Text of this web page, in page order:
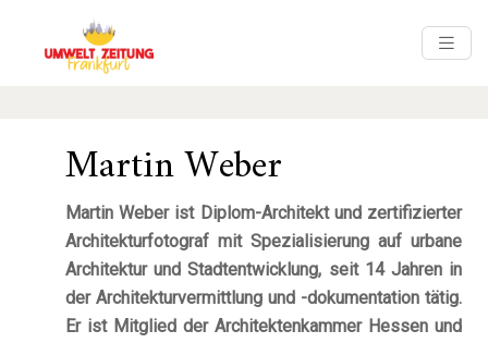
Martin Weber
Martin Weber ist Diplom-Architekt und zertifizierter
Architekturfotograf mit Spezialisierung auf urbane
Architektur und Stadtentwicklung, seit 14 Jahren in
der Architekturvermittlung und -dokumentation tätig.
Er ist Mitglied der Architektenkammer Hessen und